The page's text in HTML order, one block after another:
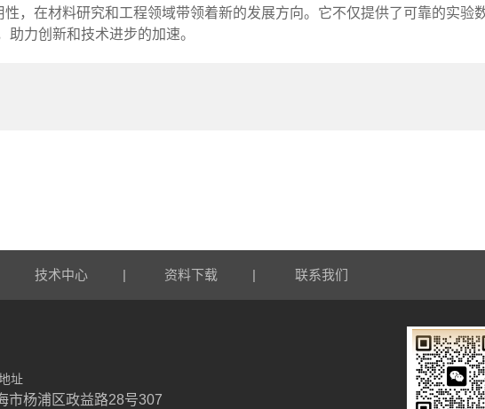
在材料研究和工程领域带领着新的发展方向。它不仅提供了可靠的实验
力创新和技术进步的加速。
技术中心 | 资料下载 | 联系我们
址
市杨浦区政益路28号307